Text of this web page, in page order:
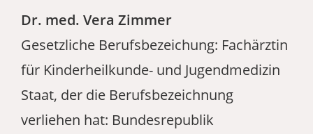
Dr. med. Vera Zimmer
Gesetzliche Berufsbezeichung: Fachärztin
für Kinderheilkunde- und Jugendmedizin
Staat, der die Berufsbezeichnung
verliehen hat: Bundesrepublik